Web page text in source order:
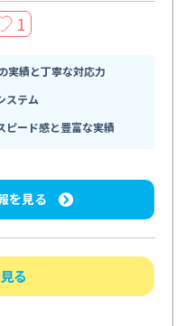
1
実績と丁寧な対応力
ステム
ピード感と豊富な実績
を見る
る